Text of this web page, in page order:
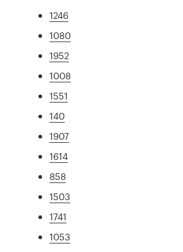
1246
1080
1952
1008
1551
140
1907
1614
858
1503
1741
1053